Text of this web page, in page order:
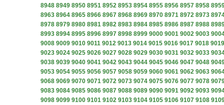
8948 8949 8950 8951 8952 8953 8954 8955 8956 8957 8958
8963 8964 8965 8966 8967 8968 8969 8970 8971 8972 8973
8978 8979 8980 8981 8982 8983 8984 8985 8986 8987 8988
8993 8994 8995 8996 8997 8998 8999 9000 9001 9002 9003
9008 9009 9010 9011 9012 9013 9014 9015 9016 9017 9018 9019
9023 9024 9025 9026 9027 9028 9029 9030 9031 9032 9033
9038 9039 9040 9041 9042 9043 9044 9045 9046 9047 9048
9053 9054 9055 9056 9057 9058 9059 9060 9061 9062 9063
9068 9069 9070 9071 9072 9073 9074 9075 9076 9077 9078
9083 9084 9085 9086 9087 9088 9089 9090 9091 9092 9093
9098 9099 9100 9101 9102 9103 9104 9105 9106 9107 9108